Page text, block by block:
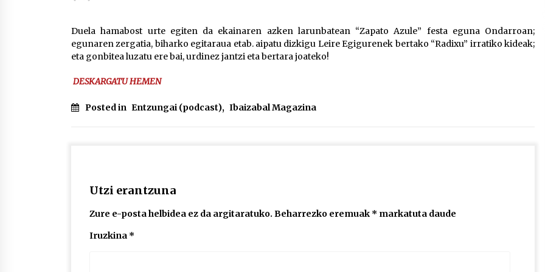
POTTO: San Pedro jaietako bertso-
saioa
Larunbatean Plentziako Itsas
Auritz Iñurrietaren margoak
ikusgai Uribitarte40 aretoan
Duela hamabost urte egiten da ekainaren azken larunbatean “Zapato Azule” festa eguna Ondarroan;
egunaren zergatia, biharko egitaraua etab. aipatu dizkigu Leire Egigurenek bertako “Radixu” irratiko kideak;
eta gonbitea luzatu ere bai, urdinez jantzi eta bertara joateko!
DESKARGATU HEMEN
Posted in Entzungai (podcast), Ibaizabal Magazina
Utzi erantzuna
Zure e-posta helbidea ez da argitaratuko. Beharrezko eremuak * markatuta daude
Iruzkina *